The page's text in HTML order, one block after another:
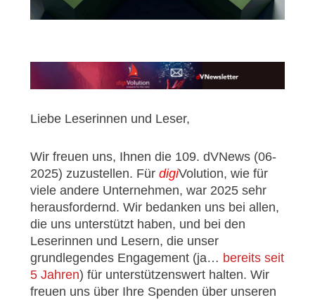
Liebe Leserinnen und Leser,
Wir freuen uns, Ihnen die 109. dVNews (06-
2025) zuzustellen. Für digiVolution, wie für
viele andere Unternehmen, war 2025 sehr
herausfordernd. Wir bedanken uns bei allen,
die uns unterstützt haben, und bei den
Leserinnen und Lesern, die unser
grundlegendes Engagement (ja… bereits seit
5 Jahren) für unterstützenswert halten. Wir
freuen uns über Ihre Spenden über unseren